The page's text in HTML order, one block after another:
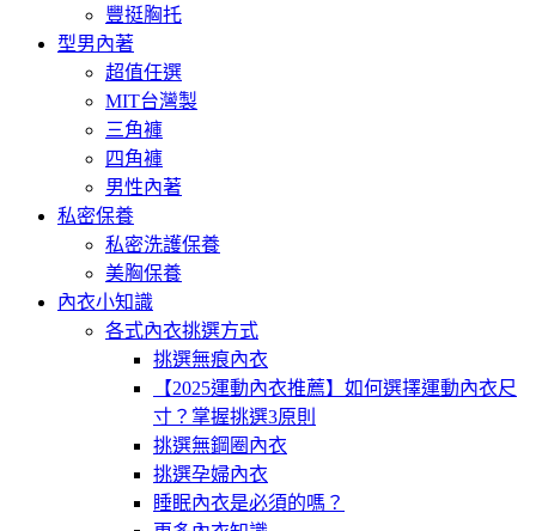
豐挺胸托
型男內著
超值任選
MIT台灣製
三角褲
四角褲
男性內著
私密保養
私密洗護保養
美胸保養
內衣小知識
各式內衣挑選方式
挑選無痕內衣
【2025運動內衣推薦】如何選擇運動內衣尺
寸？掌握挑選3原則
挑選無鋼圈內衣
挑選孕婦內衣
睡眠內衣是必須的嗎？